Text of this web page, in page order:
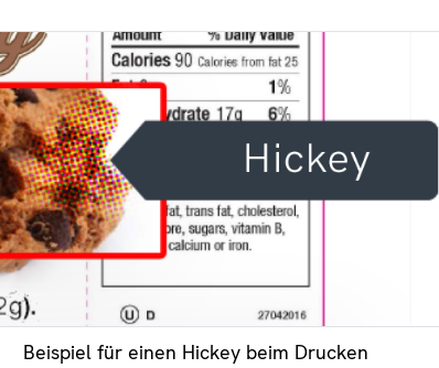
Beispiel für einen Hickey beim Drucken